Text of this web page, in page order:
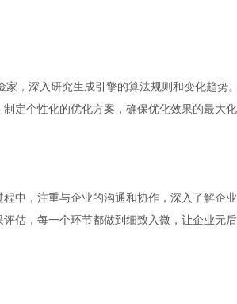
，深入研究生成引擎的算法规则和变化趋势
定个性化的优化方案，确保优化效果的最大化
中，注重与企业的沟通和协作，深入了解企
估，每一个环节都做到细致入微，让企业无